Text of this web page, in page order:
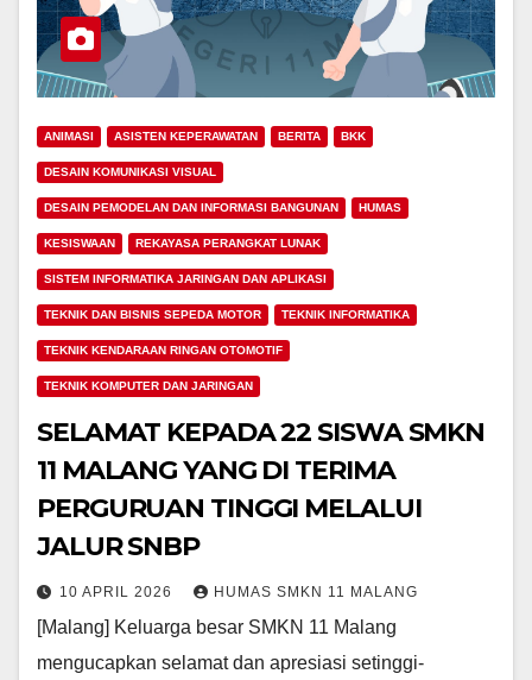
ANIMASI ASISTEN KEPERAWATAN BERITA BKK
DESAIN KOMUNIKASI VISUAL
DESAIN PEMODELAN DAN INFORMASI BANGUNAN HUMAS
KESISWAAN REKAYASA PERANGKAT LUNAK
SISTEM INFORMATIKA JARINGAN DAN APLIKASI
TEKNIK DAN BISNIS SEPEDA MOTOR TEKNIK INFORMATIKA
TEKNIK KENDARAAN RINGAN OTOMOTIF
TEKNIK KOMPUTER DAN JARINGAN
SELAMAT KEPADA 22 SISWA SMKN
11 MALANG YANG DI TERIMA
PERGURUAN TINGGI MELALUI
JALUR SNBP
10 APRIL 2026 HUMAS SMKN 11 MALANG
[Malang] Keluarga besar SMKN 11 Malang
mengucapkan selamat dan apresiasi setinggi-